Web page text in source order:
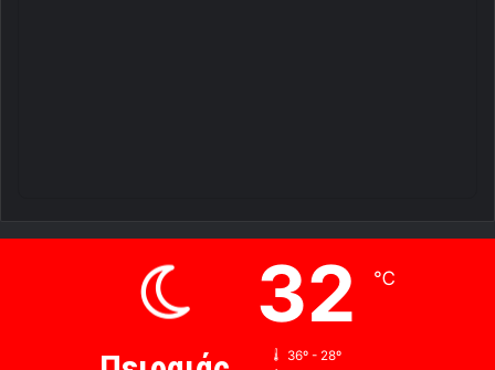
32 ℃
36º - 28º